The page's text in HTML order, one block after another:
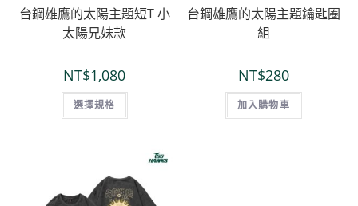
台鋼雄鷹的太陽主題短T 小
太陽兄妹款
NT$1,080
選擇規格
台鋼雄鷹的太陽主題鑰匙圈
組
NT$280
加入購物車